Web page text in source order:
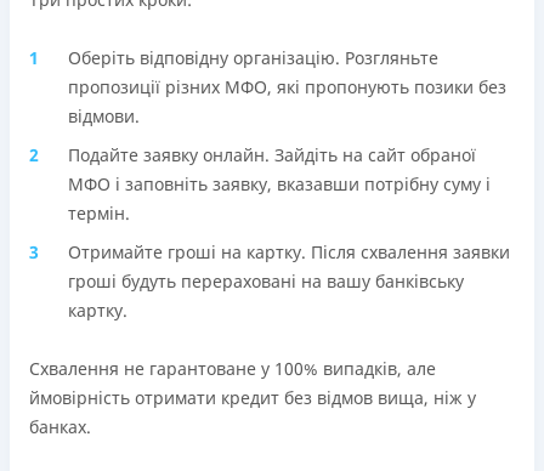
Оберіть відповідну організацію. Розгляньте
пропозиції різних МФО, які пропонують позики без
відмови.
Подайте заявку онлайн. Зайдіть на сайт обраної
МФО і заповніть заявку, вказавши потрібну суму і
термін.
Отримайте гроші на картку. Після схвалення заявки
гроші будуть перераховані на вашу банківську
картку.
Схвалення не гарантоване у 100% випадків, але
ймовірність отримати кредит без відмов вища, ніж у
банках.